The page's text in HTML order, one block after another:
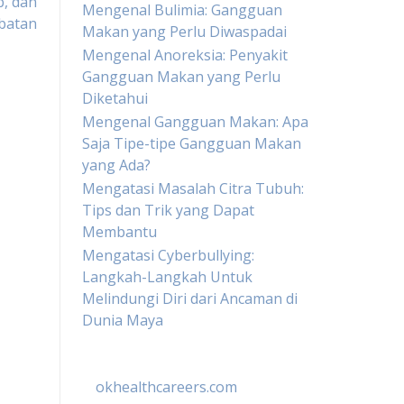
Mengenal Bulimia: Gangguan
Makan yang Perlu Diwaspadai
Mengenal Anoreksia: Penyakit
Gangguan Makan yang Perlu
Diketahui
Mengenal Gangguan Makan: Apa
Saja Tipe-tipe Gangguan Makan
yang Ada?
Mengatasi Masalah Citra Tubuh:
Tips dan Trik yang Dapat
Membantu
Mengatasi Cyberbullying:
Langkah-Langkah Untuk
Melindungi Diri dari Ancaman di
Dunia Maya
okhealthcareers.com